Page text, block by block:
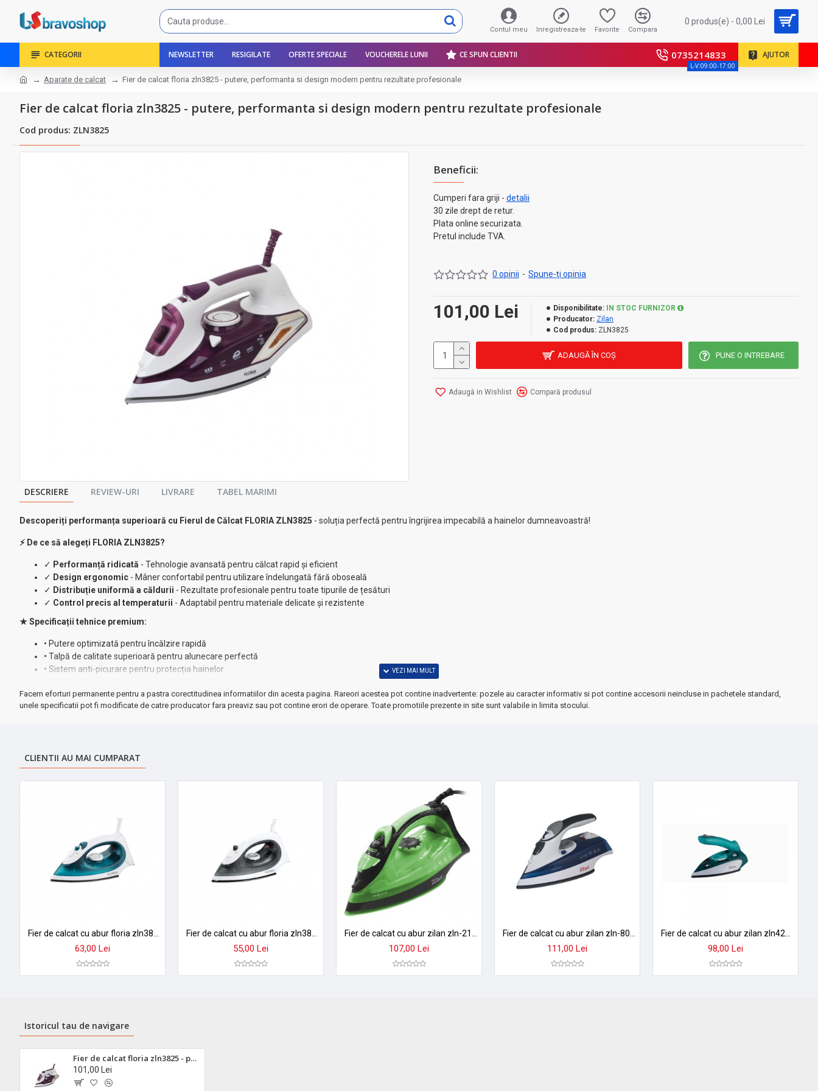
Contul meu Inregistreaza-te Favorite Compara
0 produs(e) - 0,00 Lei
CATEGORII NEWSLETTER RESIGILATE OFERTE SPECIALE VOUCHERELE LUNII CE SPUN CLIENTII 0735214833
L-V:09:00-17:00
AJUTOR
Aparate de calcat Fier de calcat floria zln3825 - putere, performanta si design modern pentru rezultate profesionale
Fier de calcat floria zln3825 - putere, performanta si design modern pentru rezultate profesionale
Cod produs: ZLN3825
Beneficii:
Cumperi fara griji - detalii
30 zile drept de retur.
Plata online securizata.
Pretul include TVA.
0 opinii - Spune-ţi opinia
101,00 Lei Disponibilitate:
IN STOC FURNIZOR
Producator: Zilan
Cod produs: ZLN3825
ADAUGĂ ÎN COŞ PUNE O INTREBARE
Adaugă in Wishlist Compară produsul
DESCRIERE REVIEW-URI LIVRARE TABEL MARIMI
Descoperiți performanța superioară cu Fierul de Călcat FLORIA ZLN3825 - soluția perfectă pentru îngrijirea impecabilă a hainelor dumneavoastră!
⚡ De ce să alegeți FLORIA ZLN3825?
✓ Performanță ridicată - Tehnologie avansată pentru călcat rapid și eficient
✓ Design ergonomic - Mâner confortabil pentru utilizare îndelungată fără oboseală
✓ Distribuție uniformă a căldurii - Rezultate profesionale pentru toate tipurile de țesături
✓ Control precis al temperaturii - Adaptabil pentru materiale delicate și rezistente
★ Specificații tehnice premium:
• Putere optimizată pentru încălzire rapidă
• Talpă de calitate superioară pentru alunecare perfectă
• Sistem anti-picurare pentru protecția hainelor
➤ Beneficii garantate:
Economisiți timp prețios cu rezultate impecabile la fiecare utilizare. Perfect pentru uz casnic și semi-profesional.
Facem eforturi permanente pentru a pastra corectitudinea informatiilor din acesta pagina. Rareori acestea pot contine inadvertente: pozele au caracter informativ si pot contine accesorii neincluse in pachetele standard,
unele specificatii pot fi modificate de catre producator fara preaviz sau pot contine erori de operare. Toate promotiile prezente in site sunt valabile in limita stocului.
CLIENTII AU MAI CUMPARAT
Fier de calcat cu abur floria zln3843 - 2200w, talpa inox, temperatura reglabila, rezervor 90ml
63,00 Lei
Fier de calcat cu abur floria zln3850 - talpa aluminiu antiaderent, 1300-1500w, temperatura reglabila
55,00 Lei
Fier de calcat cu abur zilan zln-2189, 2200w, talpa ceramica, auto-curatare, verde
107,00 Lei
Fier de calcat cu abur zilan zln-8082, 2200w, talpa ceramica, functie autocuratare, albastru
111,00 Lei
Fier de calcat cu abur zilan zln4223, verde - 1100w, compact pentru calatorii, termostat reglabil
98,00 Lei
Istoricul tau de navigare
Fier de calcat floria zln3825 - putere, performanta si design modern pentru rezultate profesionale
101,00 Lei